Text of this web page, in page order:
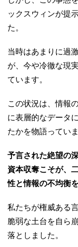
ックスウィンが提
た。
当時はあまりに過
が、今や冷徹な現
ています。
この状況は、情報
に表層的なデータ
たかを物語っていま
予言された絶望の
資本収奪こそが、
性と情報の不均衡
私たちが権威ある
脆弱な土台を自ら
落としました。